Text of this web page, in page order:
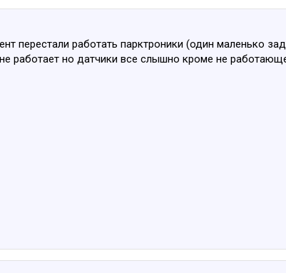
перестали работать парктроники (один маленько
работает но датчики все слышно кроме не